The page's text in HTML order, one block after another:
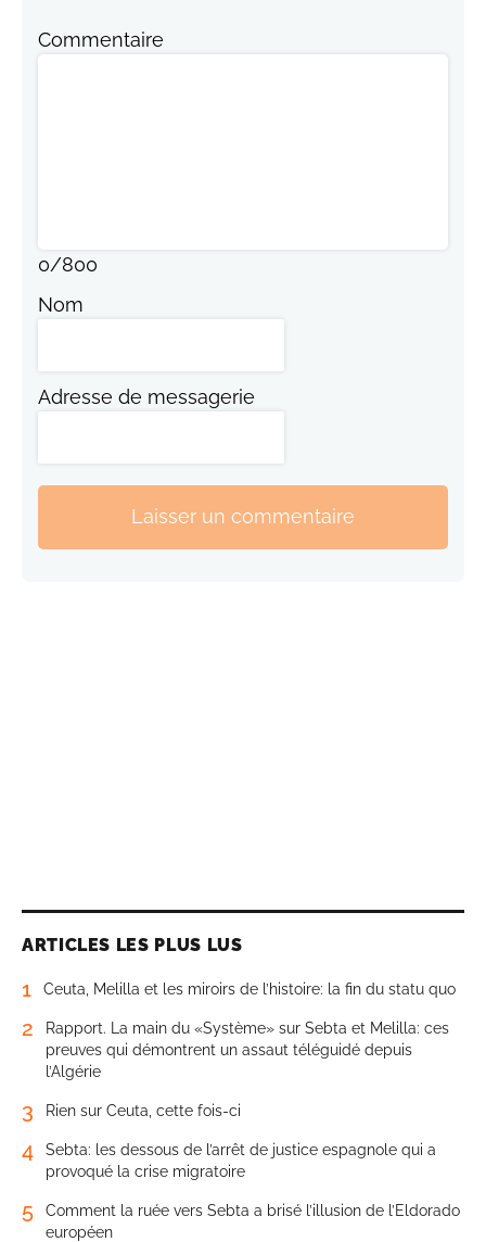
Commentaire
0/800
Nom
Adresse de messagerie
Laisser un commentaire
ARTICLES LES PLUS LUS
1 Ceuta, Melilla et les miroirs de l’histoire: la fin du statu quo
2
Rapport. La main du «Système» sur Sebta et Melilla: ces
preuves qui démontrent un assaut téléguidé depuis
l’Algérie
3 Rien sur Ceuta, cette fois-ci
4
Sebta: les dessous de l’arrêt de justice espagnole qui a
provoqué la crise migratoire
5
Comment la ruée vers Sebta a brisé l’illusion de l’Eldorado
européen